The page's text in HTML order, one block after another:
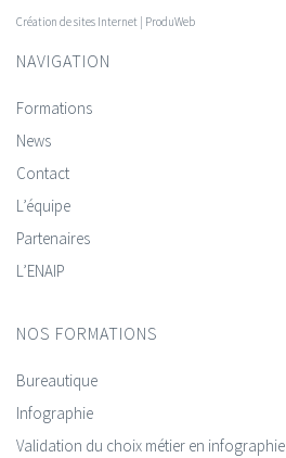
Création de sites Internet | ProduWeb
NAVIGATION
Formations
News
Contact
L’équipe
Partenaires
L’ENAIP
NOS FORMATIONS
Bureautique
Infographie
Validation du choix métier en infographie